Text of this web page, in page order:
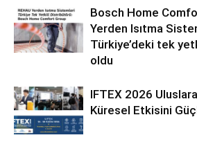
Bosch Home
Yerden Isıtma
Türkiye’deki tek
oldu
IFTEX 2026
Küresel Etkisini